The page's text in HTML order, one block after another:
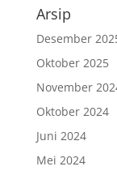
Arsip
Desember
Oktober 2025
November
Oktober 2024
Juni 2024
Mei 2024